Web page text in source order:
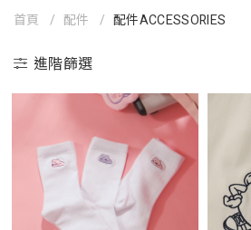
首頁 配件 配件ACCESSORIES
進階篩選